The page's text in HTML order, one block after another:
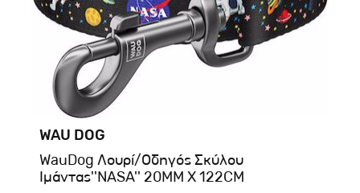
WAU DOG
WauDog Λουρί/Οδηγός Σκύλου
Ιμάντας''NASA'' 20MM X 122CM